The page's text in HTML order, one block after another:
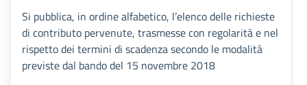
Si pubblica, in ordine alfabetico, l’elenco delle richieste
di contributo pervenute, trasmesse con regolarità e nel
rispetto dei termini di scadenza secondo le modalità
previste dal bando del 15 novembre 2018